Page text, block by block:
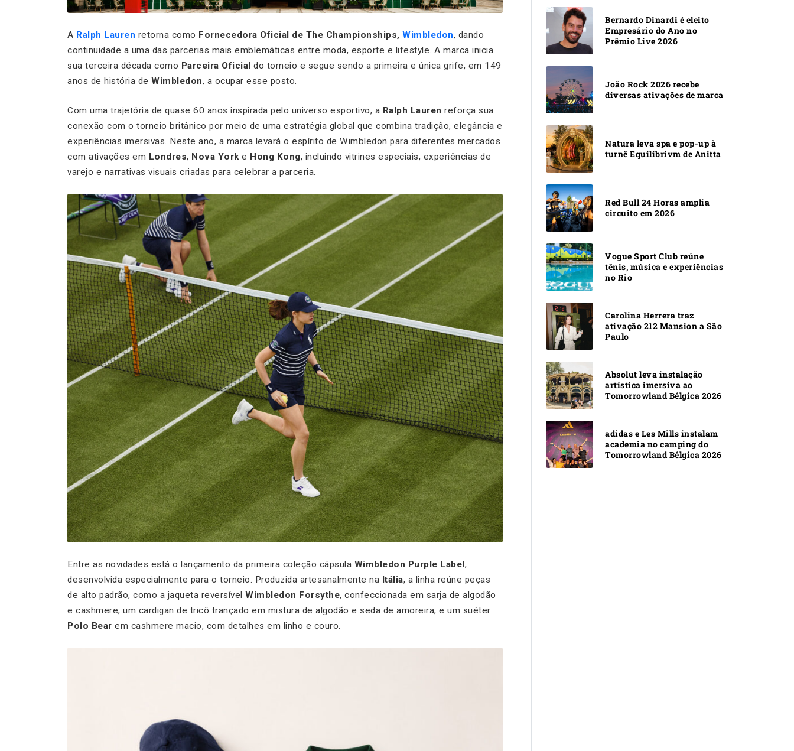
A Ralph Lauren retorna como Fornecedora Oficial de The Championships, Wimbledon, dando
continuidade a uma das parcerias mais emblemáticas entre moda, esporte e lifestyle. A marca inicia
sua terceira década como Parceira Oficial do torneio e segue sendo a primeira e única grife, em 149
anos de história de Wimbledon, a ocupar esse posto.
Com uma trajetória de quase 60 anos inspirada pelo universo esportivo, a Ralph Lauren reforça sua
conexão com o torneio britânico por meio de uma estratégia global que combina tradição, elegância e
experiências imersivas. Neste ano, a marca levará o espírito de Wimbledon para diferentes mercados
com ativações em Londres, Nova Yorke Hong Kong, incluindo vitrines especiais, experiências de
varejo e narrativas visuais criadas para celebrar a parceria.
Entre as novidades está o lançamento da primeira coleção cápsula Wimbledon Purple Label,
desenvolvida especialmente para o torneio. Produzida artesanalmente na Itália, a linha reúne peças
de alto padrão, como a jaqueta reversível Wimbledon Forsythe, confeccionada em sarja de algodão
e cashmere; um cardigan de tricô trançado em mistura de algodão e seda de amoreira; e um suéter
Polo Bear em cashmere macio, com detalhes em linho e couro.
Bernardo Dinardi é eleito
Empresário do Ano no
Prêmio Live 2026
João Rock 2026 recebe
diversas ativações de marca
Natura leva spa e pop-up à
turnê Equilibrivm de Anitta
Red Bull 24 Horas amplia
circuito em 2026
Vogue Sport Club reúne
tênis, música e experiências
no Rio
Carolina Herrera traz
ativação 212 Mansion a São
Paulo
Absolut leva instalação
artística imersiva ao
Tomorrowland Bélgica 2026
adidas e Les Mills instalam
academia no camping do
Tomorrowland Bélgica 2026